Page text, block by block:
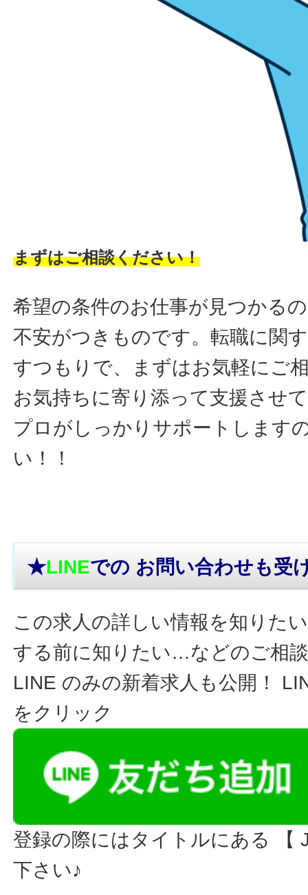
まずはご相談ください！
希望の条件のお仕事が見つかる
不安がつきものです。転職に関
すつもりで、まずはお気軽にご
お気持ちに寄り添って支援させ
プロがしっかりサポートします
い！！
★LINEでの お問い合わせも受
この求人の詳しい情報を知りた
する前に知りたい…などのご相
LINE のみの新着求人も公開！
をクリック
登録の際にはタイトルにある 【
下さい♪